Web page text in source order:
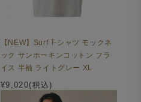
【NEW】Surf T-シャツ モックネ
ック サンホーキンコットン フラ
イス 半袖 ライトグレー XL
¥9,020(税込)